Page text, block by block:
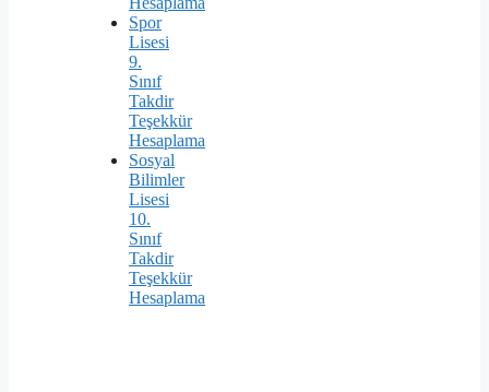
Spor
Lisesi
9.
Sınıf
Takdir
Teşekkür
Hesaplama
Sosyal
Bilimler
Lisesi
10.
Sınıf
Takdir
Teşekkür
Hesaplama